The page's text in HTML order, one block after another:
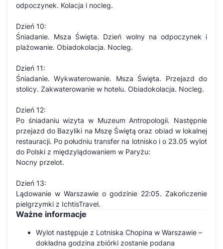
odpoczynek. Kolacja i nocleg.
Dzień 10:
Śniadanie. Msza Święta. Dzień wolny na odpoczynek i
plażowanie. Obiadokolacja. Nocleg.
Dzień 11:
Śniadanie. Wykwaterowanie. Msza Święta. Przejazd do
stolicy. Zakwaterowanie w hotelu. Obiadokolacja. Nocleg.
Dzień 12:
Po śniadaniu wizyta w Muzeum Antropologii. Następnie
przejazd do Bazyliki na Mszę Świętą oraz obiad w lokalnej
restauracji. Po południu transfer na lotnisko i o 23.05 wylot
do Polski z międzylądowaniem w Paryżu:
Nocny przelot.
Dzień 13:
Lądowanie w Warszawie o godzinie 22:05. Zakończenie
pielgrzymki z IchtisTravel.
Ważne informacje
Wylot następuje z Lotniska Chopina w Warszawie –
dokładna godzina zbiórki zostanie podana